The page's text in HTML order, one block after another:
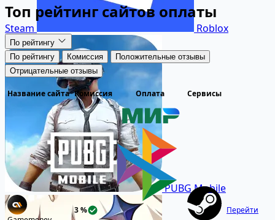
Steam Roblox
PUBG Mobile
Топ рейтинг сайтов оплаты
По рейтингу
По рейтингу
Комиссия
Положительные отзывы
Отрицательные отзывы
Название сайта Комиссия Оплата Сервисы
3 % Перейти